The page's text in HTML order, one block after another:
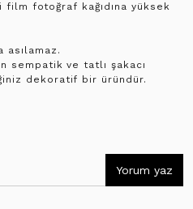
film fotoğraf kağıdına yüksek
asılamaz.
sempatik ve tatlı şakacı
dekoratif bir üründür.
Yorum yaz